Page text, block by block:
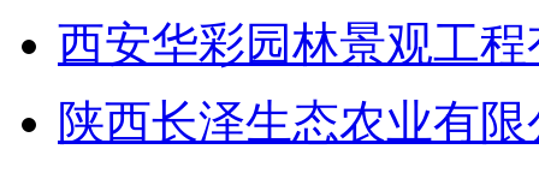
西安华彩园林景观工
陕西长泽生态农业有